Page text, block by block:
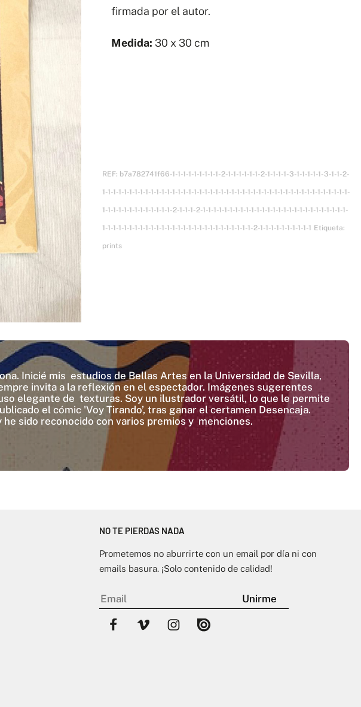
firmada por el autor.
Medida: 30 x 30 cm
REF: b7a782741f66-1-1-1-1-1-1-1-1-1-2-1-1-1-1-1-1-2-1-1-1-1-3-1-1-1-1-1-3-1-1-2-
1-1-1-1-1-1-1-1-1-1-1-1-1-1-1-1-1-1-1-1-1-1-1-1-1-1-1-1-1-1-1-1-1-1-1-1-1-1-1-1-1-1-1-1-1-1-
1-1-1-1-1-1-1-1-1-1-1-1-1-2-1-1-1-2-1-1-1-1-1-1-1-1-1-1-1-1-1-1-1-1-1-1-1-1-1-1-1-1-1-1-1-
1-1-1-1-1-1-1-1-1-1-1-1-1-1-1-1-1-1-1-1-1-1-1-1-1-1-1-1-2-1-1-1-1-1-1-1-1-1-1 Etiqueta:
prints
Inicié mis estudios de Bellas Artes en la Universidad de Sevilla,
invita a la reflexión en el espectador. Imágenes sugerentes
elegante de texturas. Soy un ilustrador versátil, lo que le permite
el cómic 'Voy Tirando’, tras ganar el certamen Desencaja.
sido reconocido con varios premios y menciones.
NO TE PIERDAS NADA
Prometemos no aburrirte con un email por día ni con
emails basura. ¡Solo contenido de calidad!